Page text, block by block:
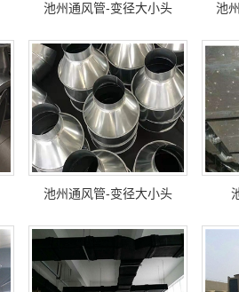
池州通风管-变径大小头 池
池州通风管-变径大小头